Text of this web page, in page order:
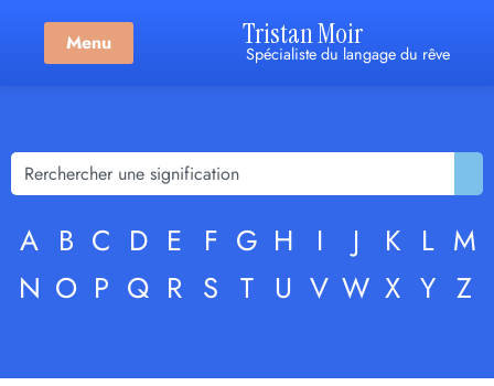
Menu Tristan Moir
Spécialiste du langage du rêve
A B C D E F G H I J K L M
N O P Q R S T U V W X Y Z